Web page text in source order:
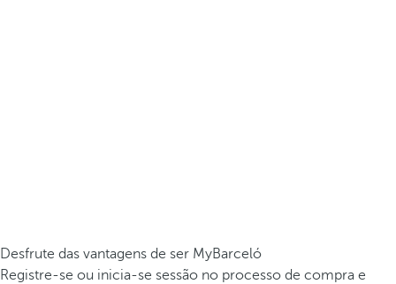
Desfrute das vantagens de ser MyBarceló
Registre-se ou inicia-se sessão no processo de compra e